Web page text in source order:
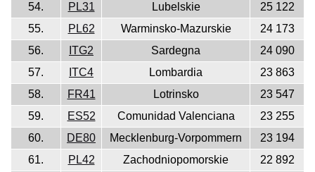
54.
PL31 Lubelskie
25 122
55.
PL62 Warminsko-Mazurskie
24 173
56.
ITG2 Sardegna
24 090
57.
ITC4 Lombardia
23 863
58.
FR41 Lotrinsko
23 547
59.
ES52 Comunidad Valenciana
23 255
60.
DE80 Mecklenburg-Vorpommern
23 194
61.
PL42 Zachodniopomorskie
22 892